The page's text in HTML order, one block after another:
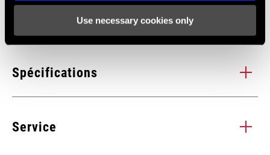
Use necessary cookies only
Spécifications
Service